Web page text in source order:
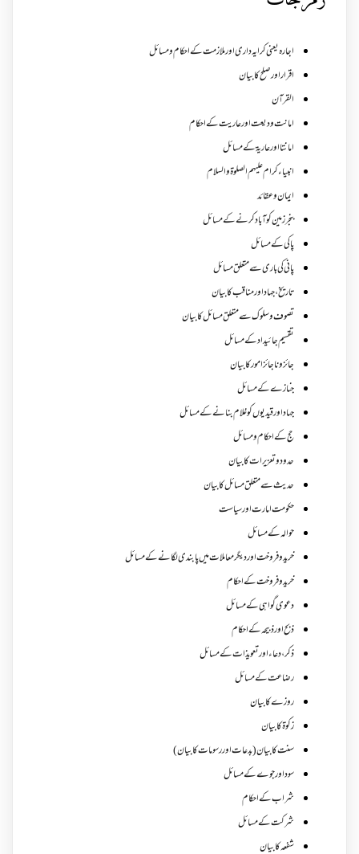
اجارہ یعنی کرایہ داری اور ملازمت کے احکام و مسائل
اقرار اور صلح کا بیان
القرآن
امانت ودیعت اورعاریت کے احکام
امانتا اور عاریة کے مسائل
انبیاء کرام علیہم الصلوۃ والسلام
ایمان وعقائد
بنجر زمین کو آباد کرنے کے مسائل
پاکی کے مسائل
پانی کی باری سے متعلق مسائل
تاریخ،جہاد اور مناقب کا بیان
تصوف و سلوک سے متعلق مسائل کا بیان
تقسیم جائیداد کے مسائل
جائز و ناجائزامور کا بیان
جنازے کےمسائل
جہاد اور قیدیوں کو غلام بنانے کے مسائل
حج کے احکام ومسائل
حدود و تعزیرات کا بیان
حدیث سے متعلق مسائل کا بیان
حکومت امارت اور سیاست
حوالہ کے مسائل
خرید و فروخت اور دیگر معاملات میں پابندی لگانے کے مسائل
خرید و فروخت کے احکام
دعوی گواہی کے مسائل
ذبح اور ذبیحہ کے احکام
ذکر،دعاء اور تعویذات کے مسائل
رضاعت کے مسائل
روزے کا بیان
زکوة کابیان
سنت کا بیان (بدعات اور رسومات کا بیان)
سود اور جوے کے مسائل
شراب کے احکام
شرکت کے مسائل
شفعہ کا بیان